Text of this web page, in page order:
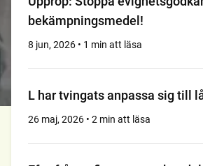
bekämpningsmedel!
8 jun, 2026 • 1 min att läsa
L har tvingats anpassa sig till
26 maj, 2026 • 2 min att läsa